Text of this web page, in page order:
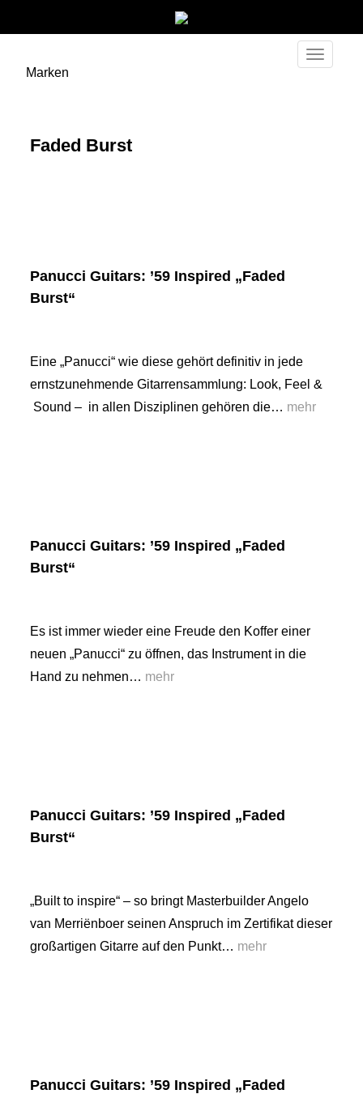
Toggle
Marken
Faded Burst
Panucci Guitars: ’59 Inspired „Faded
Burst“
Eine „Panucci“ wie diese gehört definitiv in jede
ernstzunehmende Gitarrensammlung: Look, Feel &
Sound – in allen Disziplinen gehören die… mehr
Panucci Guitars: ’59 Inspired „Faded
Burst“
Es ist immer wieder eine Freude den Koffer einer
neuen „Panucci“ zu öffnen, das Instrument in die
Hand zu nehmen… mehr
Panucci Guitars: ’59 Inspired „Faded
Burst“
„Built to inspire“ – so bringt Masterbuilder Angelo
van Merriënboer seinen Anspruch im Zertifikat dieser
großartigen Gitarre auf den Punkt… mehr
Panucci Guitars: ’59 Inspired „Faded